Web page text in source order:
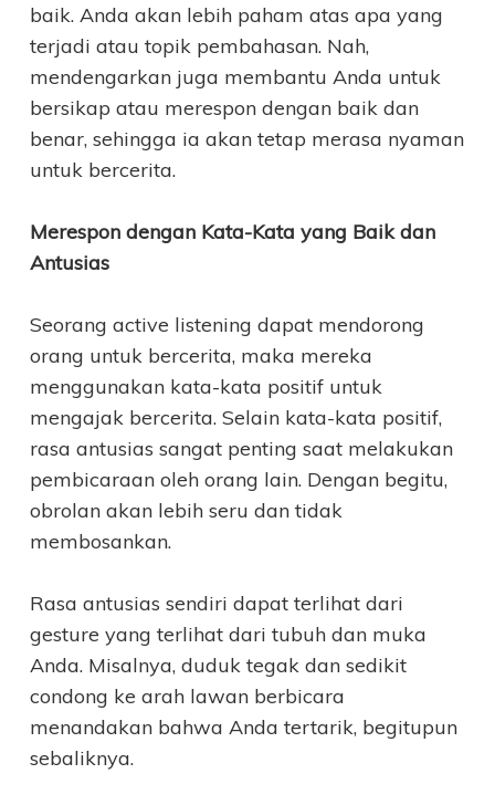
baik. Anda akan lebih paham atas apa yang
terjadi atau topik pembahasan. Nah,
mendengarkan juga membantu Anda untuk
bersikap atau merespon dengan baik dan
benar, sehingga ia akan tetap merasa nyaman
untuk bercerita.
Merespon dengan Kata-Kata yang Baik dan
Antusias
Seorang active listening dapat mendorong
orang untuk bercerita, maka mereka
menggunakan kata-kata positif untuk
mengajak bercerita. Selain kata-kata positif,
rasa antusias sangat penting saat melakukan
pembicaraan oleh orang lain. Dengan begitu,
obrolan akan lebih seru dan tidak
membosankan.
Rasa antusias sendiri dapat terlihat dari
gesture yang terlihat dari tubuh dan muka
Anda. Misalnya, duduk tegak dan sedikit
condong ke arah lawan berbicara
menandakan bahwa Anda tertarik, begitupun
sebaliknya.